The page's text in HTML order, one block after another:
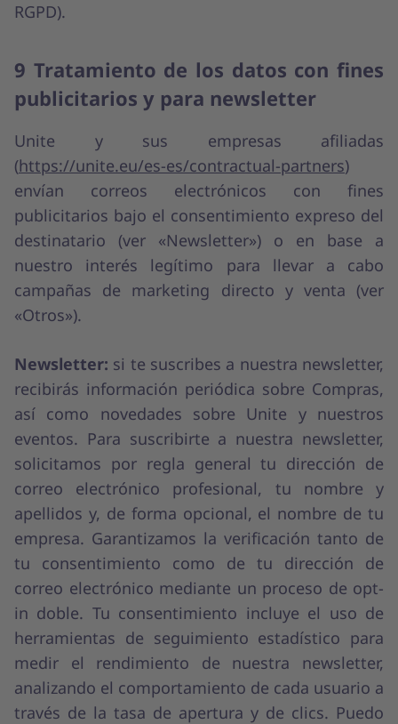
RGPD).
9 Tratamiento de los datos con fines
publicitarios y para newsletter
Unite y sus empresas afiliadas
(https://unite.eu/es-es/contractual-partners)
envían correos electrónicos con fines
publicitarios bajo el consentimiento expreso del
destinatario (ver «Newsletter») o en base a
nuestro interés legítimo para llevar a cabo
campañas de marketing directo y venta (ver
«Otros»).
Newsletter: si te suscribes a nuestra newsletter,
recibirás información periódica sobre Compras,
así como novedades sobre Unite y nuestros
eventos. Para suscribirte a nuestra newsletter,
solicitamos por regla general tu dirección de
correo electrónico profesional, tu nombre y
apellidos y, de forma opcional, el nombre de tu
empresa. Garantizamos la verificación tanto de
tu consentimiento como de tu dirección de
correo electrónico mediante un proceso de opt-
in doble. Tu consentimiento incluye el uso de
herramientas de seguimiento estadístico para
medir el rendimiento de nuestra newsletter,
analizando el comportamiento de cada usuario a
través de la tasa de apertura y de clics. Puedo